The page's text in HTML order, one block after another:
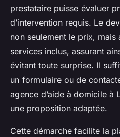
prestataire puisse évaluer
d’intervention requis. Le
non seulement le prix, mais
services inclus, assurant
évitant toute surprise. Il
un formulaire ou de
agence d’aide à domicile à
une proposition adaptée.
Cette démarche facilite la